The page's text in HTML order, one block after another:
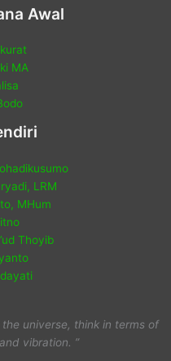
Awal
MA
LRM
MHum
Thoyib
universe, think in terms of
vibration. ”